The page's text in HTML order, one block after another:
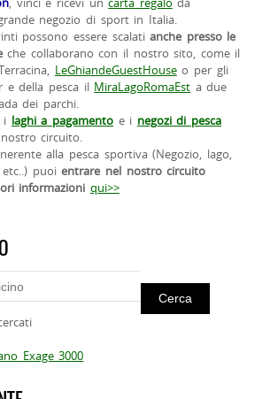
negozio di sport in Italia.
possono essere scalatianche presso le
che collaborano con il nostro sito, come il
LeGhiandeGuestHouseo per gli
e della pesca il MiraLagoRomaEst a due
dei parchi.
i laghi a pagamento e i negozi di pesca
circuito.
alla pesca sportiva (Negozio, lago,
etc..) puoientrare nel nostro circuito
informazioni qui>>
Exage 3000